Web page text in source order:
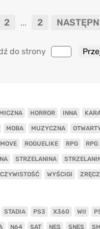
2 ... 2
do strony
HORROR INNA
MOBA MUZYCZNA
ROGUELIKE RPG
STRZELANINA
WYŚCIGI
STADIA PS3 X360 WII
N64 SAT NES SNES